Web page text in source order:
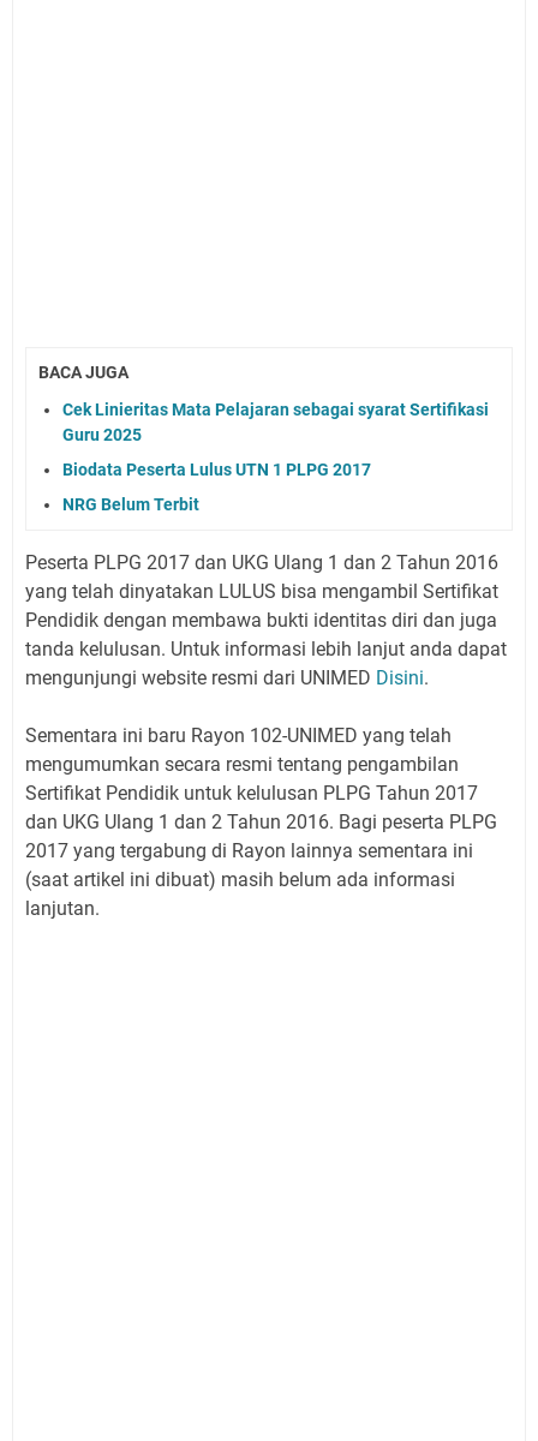
BACA JUGA
Cek Linieritas Mata Pelajaran sebagai syarat Sertifikasi
Guru 2025
Biodata Peserta Lulus UTN 1 PLPG 2017
NRG Belum Terbit
Peserta PLPG 2017 dan UKG Ulang 1 dan 2 Tahun 2016
yang telah dinyatakan LULUS bisa mengambil Sertifikat
Pendidik dengan membawa bukti identitas diri dan juga
tanda kelulusan. Untuk informasi lebih lanjut anda dapat
mengunjungi website resmi dari UNIMED Disini.
Sementara ini baru Rayon 102-UNIMED yang telah
mengumumkan secara resmi tentang pengambilan
Sertifikat Pendidik untuk kelulusan PLPG Tahun 2017
dan UKG Ulang 1 dan 2 Tahun 2016. Bagi peserta PLPG
2017 yang tergabung di Rayon lainnya sementara ini
(saat artikel ini dibuat) masih belum ada informasi
lanjutan.